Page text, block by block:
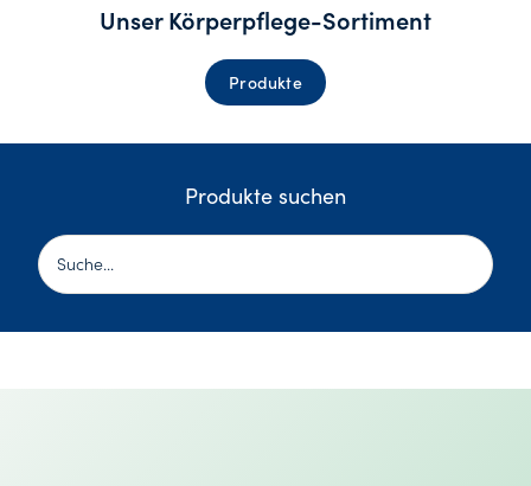
Unser Körperpflege-Sortiment
Produkte
Produkte suchen